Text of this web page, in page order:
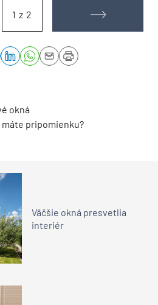
1 z 2
okná
pripomienku?
Väčšie okná presvetlia
interiér